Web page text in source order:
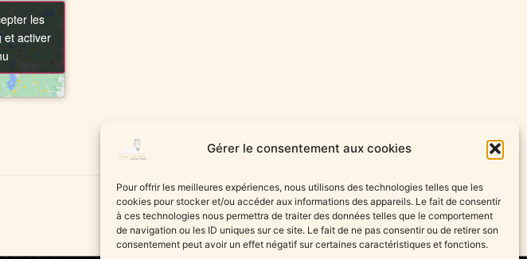
Gérer le consentement aux cookies
Pour offrir les meilleures expériences, nous utilisons des technologies telles que les
cookies pour stocker et/ou accéder aux informations des appareils. Le fait de consentir
à ces technologies nous permettra de traiter des données telles que le comportement
de navigation ou les ID uniques sur ce site. Le fait de ne pas consentir ou de retirer son
consentement peut avoir un effet négatif sur certaines caractéristiques et fonctions.
les
et activer
les
et activer
Petit fermier